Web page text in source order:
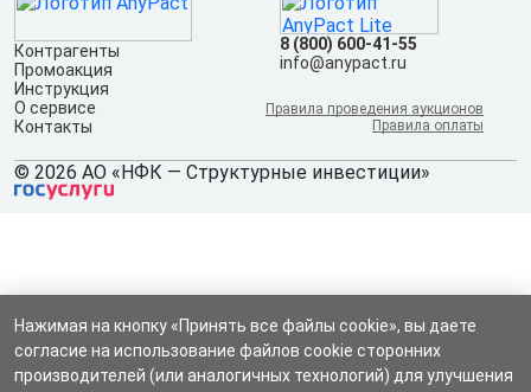
Контрагенты
Промоакция
Инструкция
О сервисе
Контакты
8 (800) 600-41-55
info@anypact.ru
Правила проведения аукционов
Правила оплаты
© 2026 АО «НФК — Структурные инвестиции»
Нажимая на кнопку «Принять все файлы cookie», вы даете
согласие на использование файлов cookie сторонних
производителей (или аналогичных технологий) для улучшения